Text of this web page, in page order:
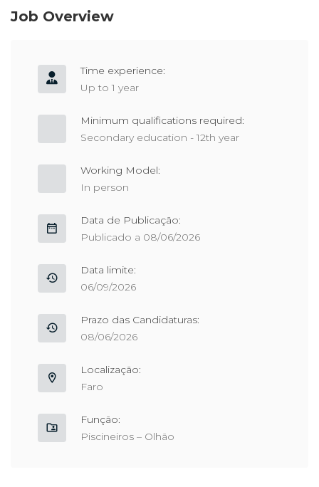
Job Overview
Time experience:
Up to 1 year
Minimum qualifications required:
Secondary education - 12th year
Working Model:
In person
Data de Publicação:
Publicado a 08/06/2026
Data limite:
06/09/2026
Prazo das Candidaturas:
08/06/2026
Localização:
Faro
Função:
Piscineiros – Olhão